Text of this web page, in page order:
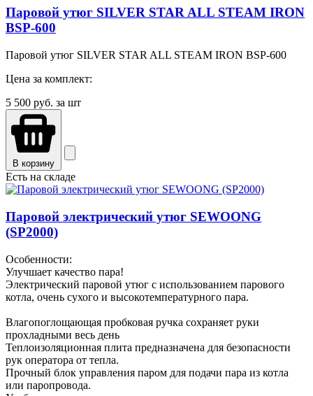
Паровой утюг SILVER STAR ALL STEAM IRON
BSP-600
Паровой утюг SILVER STAR ALL STEAM IRON BSP-600
Цена за комплект:
5 500 руб. за шт
В корзину
Есть на складе
Паровой электрический утюг SEWOONG
(SP2000)
Особенности:
Улучшает качество пара!
Электрический паровой утюг с использованием парового
котла, очень сухого и высокотемпературного пара.
Влагопоглощающая пробковая ручка сохраняет руки
прохладными весь день
Теплоизоляционная плита предназначена для безопасности
рук оператора от тепла.
Прочный блок управления паром для подачи пара из котла
или паропровода.